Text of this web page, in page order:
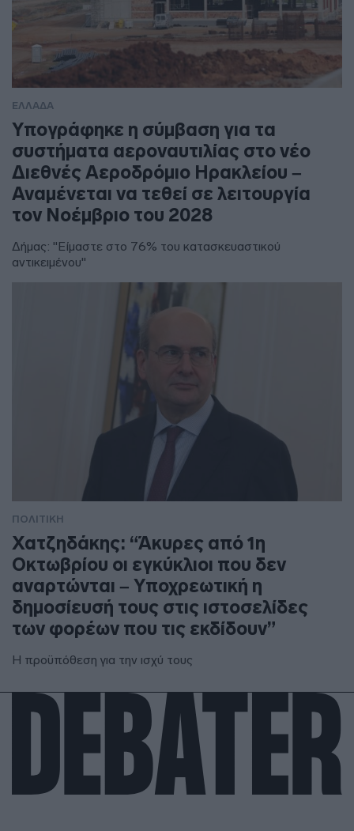
ΕΛΛΑΔΑ
Υπογράφηκε η σύμβαση για τα
συστήματα αεροναυτιλίας στο νέο
Διεθνές Αεροδρόμιο Ηρακλείου –
Αναμένεται να τεθεί σε λειτουργία
τον Νοέμβριο του 2028
Δήμας: "Είμαστε στο 76% του κατασκευαστικού
αντικειμένου"
ΠΟΛΙΤΙΚΗ
Χατζηδάκης: “Άκυρες από 1η
Οκτωβρίου οι εγκύκλιοι που δεν
αναρτώνται – Υποχρεωτική η
δημοσίευσή τους στις ιστοσελίδες
των φορέων που τις εκδίδουν”
Η προϋπόθεση για την ισχύ τους